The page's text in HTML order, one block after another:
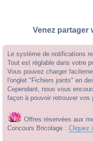
Venez partager
Le système de notifications
Tout est réglable dans votre
Vous pouvez charger
l'onglet "Fichiers joints" en
Cependant, nous vous
façon à pouvoir retrouver vos
Offres réservées aux
Concours Bricolage : Cliquez